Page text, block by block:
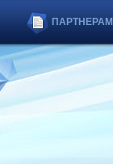
ПАРТНЕРАМ